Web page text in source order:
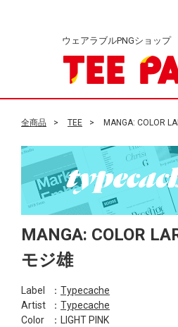
ウェアラブルPNGショッ
全商品 TEE MANGA: COLOR
MANGA: COLOR
モジ雄
Label ： Typecache
Artist
： Typecache
Color
：LIGHT PINK